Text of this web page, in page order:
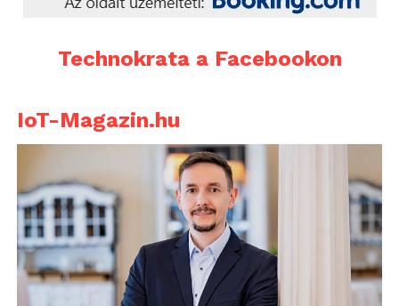
Technokrata a Facebookon
IoT-Magazin.hu